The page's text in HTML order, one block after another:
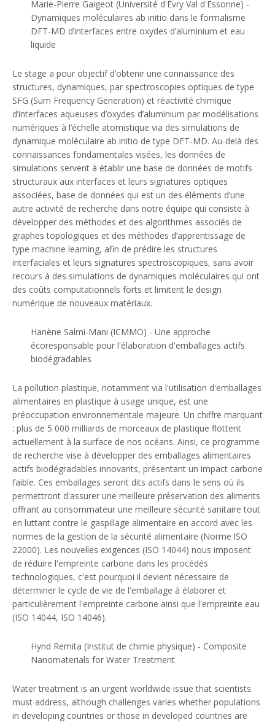
Marie-Pierre Gaigeot (Université d'Évry Val d'Essonne) -
Dynamiques moléculaires ab initio dans le formalisme
DFT-MD d’interfaces entre oxydes d’aluminium et eau
liquide
Le stage a pour objectif d’obtenir une connaissance des
structures, dynamiques, par spectroscopies optiques de type
SFG (Sum Frequency Generation) et réactivité chimique
d’interfaces aqueuses d’oxydes d’aluminium par modélisations
numériques à l’échelle atomistique via des simulations de
dynamique moléculaire ab initio de type DFT-MD. Au-delà des
connaissances fondamentales visées, les données de
simulations servent à établir une base de données de motifs
structuraux aux interfaces et leurs signatures optiques
associées, base de données qui est un des éléments d’une
autre activité de recherche dans notre équipe qui consiste à
développer des méthodes et des algorithmes associés de
graphes topologiques et des méthodes d’apprentissage de
type machine learning, afin de prédire les structures
interfaciales et leurs signatures spectroscopiques, sans avoir
recours à des simulations de dynamiques moléculaires qui ont
des coûts computationnels forts et limitent le design
numérique de nouveaux matériaux.
Hanène Salmi-Mani (ICMMO) - Une approche
écoresponsable pour l'élaboration d'emballages actifs
biodégradables
La pollution plastique, notamment via l'utilisation d'emballages
alimentaires en plastique à usage unique, est une
préoccupation environnementale majeure. Un chiffre marquant
: plus de 5 000 milliards de morceaux de plastique flottent
actuellement à la surface de nos océans. Ainsi, ce programme
de recherche vise à développer des emballages alimentaires
actifs biodégradables innovants, présentant un impact carbone
faible. Ces emballages seront dits actifs dans le sens où ils
permettront d'assurer une meilleure préservation des aliments
offrant au consommateur une meilleure sécurité sanitaire tout
en luttant contre le gaspillage alimentaire en accord avec les
normes de la gestion de la sécurité alimentaire (Norme lSO
22000). Les nouvelles exigences (ISO 14044) nous imposent
de réduire l'empreinte carbone dans les procédés
technologiques, c'est pourquoi il devient nécessaire de
déterminer le cycle de vie de l'emballage à élaborer et
particulièrement l'empreinte carbone ainsi que l'empreinte eau
(ISO 14044, ISO 14046).
Hynd Remita (Institut de chimie physique) - Composite
Nanomaterials for Water Treatment
Water treatment is an urgent worldwide issue that scientists
must address, although challenges varies whether populations
in developing countries or those in developed countries are